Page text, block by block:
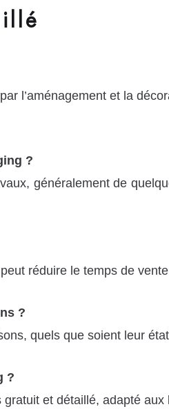
l’aménagement et la
?
généralement de
réduire le temps de
?
quels que soient leur
?
et détaillé, adapté